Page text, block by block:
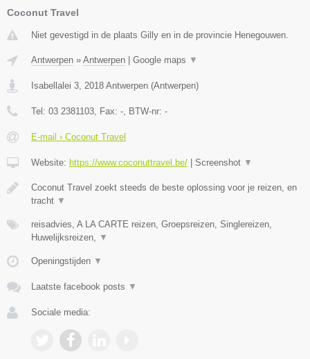
Coconut Travel
Niet gevestigd in de plaats Gilly en in de provincie Henegouwen.
Antwerpen » Antwerpen Google maps ▼
Isabellalei 3 2018 Antwerpen (Antwerpen)
Tel: 03 2381103 , Fax: - , BTW-nr: -
E-mail › Coconut Travel
Website: https://www.coconuttravel.be/ Screenshot ▼
Coconut Travel zoekt steeds de beste oplossing voor je reizen, en
tracht ▼
reisadvies, A LA CARTE reizen, Groepsreizen, Singlereizen,
Huwelijksreizen,
▼
Openingstijden ▼
Laatste facebook posts ▼
Sociale media: